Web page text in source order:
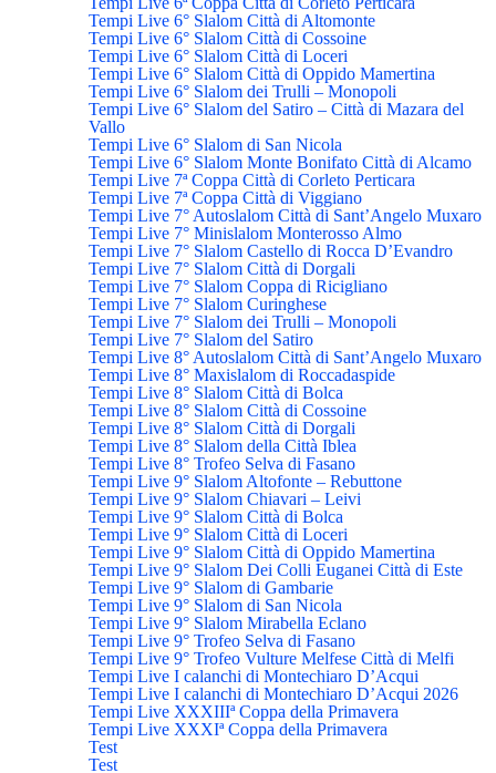
Tempi Live 6° Slalom Città di Altomonte
Tempi Live 6° Slalom Città di Cossoine
Tempi Live 6° Slalom Città di Loceri
Tempi Live 6° Slalom Città di Oppido Mamertina
Tempi Live 6° Slalom dei Trulli – Monopoli
Tempi Live 6° Slalom del Satiro – Città di Mazara del
Vallo
Tempi Live 6° Slalom di San Nicola
Tempi Live 6° Slalom Monte Bonifato Città di Alcamo
Tempi Live 7ª Coppa Città di Corleto Perticara
Tempi Live 7ª Coppa Città di Viggiano
Tempi Live 7° Autoslalom Città di Sant’Angelo Muxaro
Tempi Live 7° Minislalom Monterosso Almo
Tempi Live 7° Slalom Castello di Rocca D’Evandro
Tempi Live 7° Slalom Città di Dorgali
Tempi Live 7° Slalom Coppa di Ricigliano
Tempi Live 7° Slalom Curinghese
Tempi Live 7° Slalom dei Trulli – Monopoli
Tempi Live 7° Slalom del Satiro
Tempi Live 8° Autoslalom Città di Sant’Angelo Muxaro
Tempi Live 8° Maxislalom di Roccadaspide
Tempi Live 8° Slalom Città di Bolca
Tempi Live 8° Slalom Città di Cossoine
Tempi Live 8° Slalom Città di Dorgali
Tempi Live 8° Slalom della Città Iblea
Tempi Live 8° Trofeo Selva di Fasano
Tempi Live 9° Slalom Altofonte – Rebuttone
Tempi Live 9° Slalom Chiavari – Leivi
Tempi Live 9° Slalom Città di Bolca
Tempi Live 9° Slalom Città di Loceri
Tempi Live 9° Slalom Città di Oppido Mamertina
Tempi Live 9° Slalom Dei Colli Euganei Città di Este
Tempi Live 9° Slalom di Gambarie
Tempi Live 9° Slalom di San Nicola
Tempi Live 9° Slalom Mirabella Eclano
Tempi Live 9° Trofeo Selva di Fasano
Tempi Live 9° Trofeo Vulture Melfese Città di Melfi
Tempi Live I calanchi di Montechiaro D’Acqui
Tempi Live I calanchi di Montechiaro D’Acqui 2026
Tempi Live XXXIIIª Coppa della Primavera
Tempi Live XXXIª Coppa della Primavera
Test
Test